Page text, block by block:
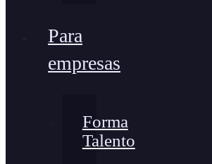
Para
empresas
Forma
Talento